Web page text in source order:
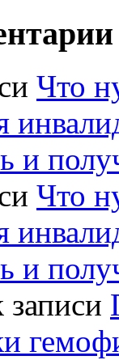
Что
и
Что
и
записи